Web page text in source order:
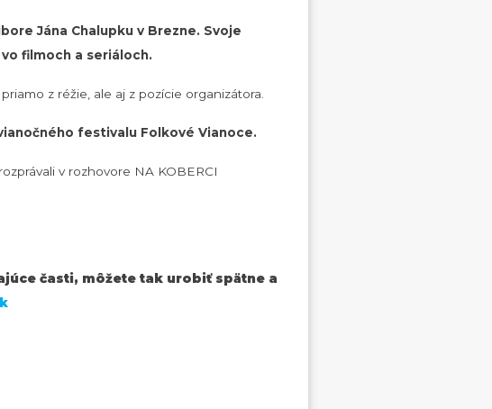
Jána Chalupku v Brezne. Svoje
filmoch a seriáloch.
z réžie, ale aj z pozície organizátora.
festivalu Folkové Vianoce.
v rozhovore NA KOBERCI
časti, môžete tak urobiť spätne a